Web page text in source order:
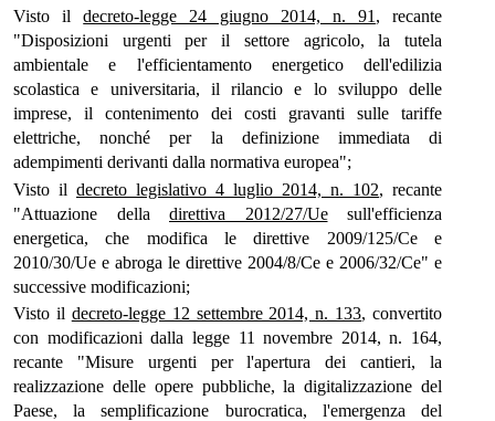
Visto ildecreto-legge 24 giugno 2014, n. 91 , recante
"Disposizioni urgenti per il settore agricolo, la tutela
ambientale e l'efficientamento energetico dell'edilizia
scolastica e universitaria, il rilancio e lo sviluppo delle
imprese, il contenimento dei costi gravanti sulle tariffe
elettriche, nonché per la definizione immediata di
adempimenti derivanti dalla normativa europea";
Visto il decreto legislativo 4 luglio 2014, n. 102, recante
"Attuazione della direttiva 2012/27/Uesull'efficienza
energetica, che modifica le direttive 2009/125/Ce e
2010/30/Ue e abroga le direttive 2004/8/Ce e 2006/32/Ce" e
successive modificazioni;
Visto il decreto-legge 12 settembre 2014, n. 133, convertito
con modificazioni dalla legge 11 novembre 2014, n. 164,
recante "Misure urgenti per l'apertura dei cantieri, la
realizzazione delle opere pubbliche, la digitalizzazione del
Paese, la semplificazione burocratica, l'emergenza del